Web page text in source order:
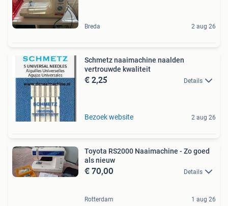
Breda 2 aug 26
Schmetz naaimachine naalden
vertrouwde kwaliteit
€ 2,25 Details
Bezoek website 2 aug 26
Toyota RS2000 Naaimachine - Zo goed
als nieuw
€ 70,00 Details
Rotterdam 1 aug 26